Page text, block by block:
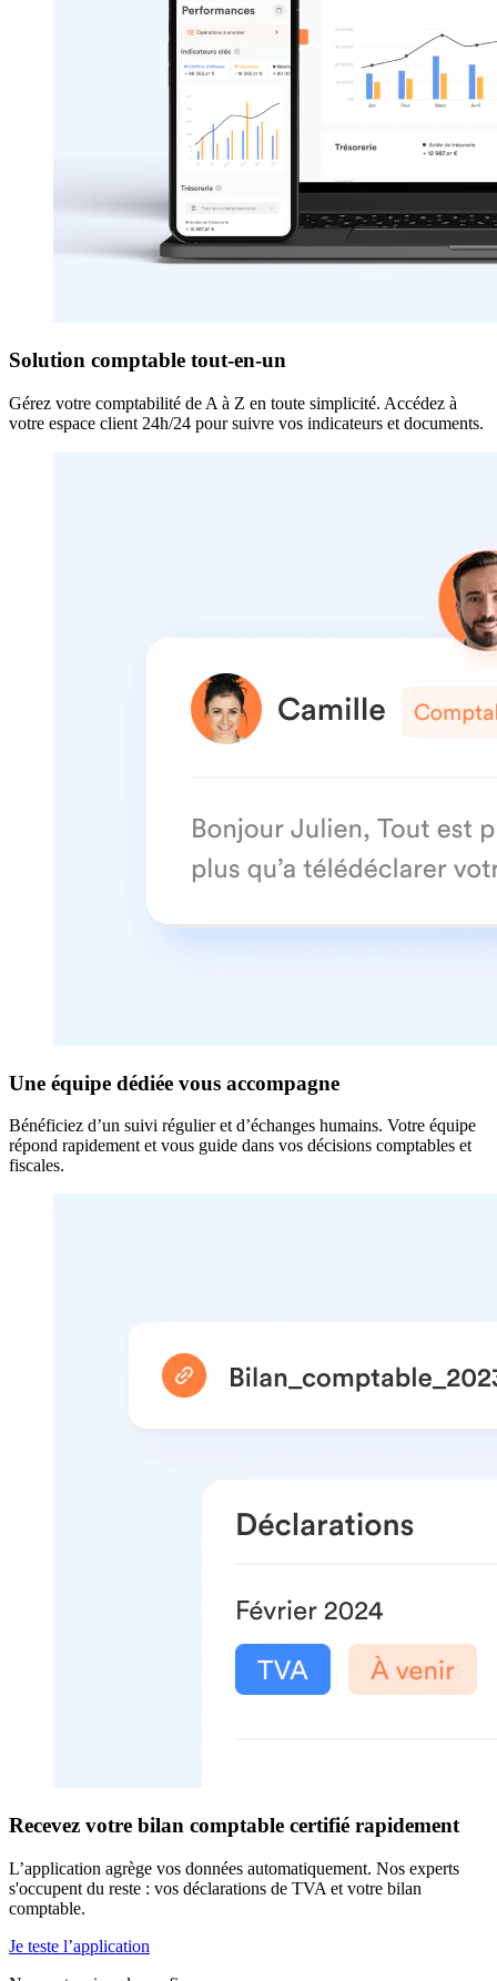
Solution comptable tout-en-un
Gérez votre comptabilité de A à Z en toute simplicité. Accédez à
votre espace client 24h/24 pour suivre vos indicateurs et documents.
Une équipe dédiée vous accompagne
Bénéficiez d’un suivi régulier et d’échanges humains. Votre équipe
répond rapidement et vous guide dans vos décisions comptables et
fiscales.
Recevez votre bilan comptable certifié rapidement
L’application agrège vos données automatiquement. Nos experts
s'occupent du reste : vos déclarations de TVA et votre bilan
comptable.
Je teste l’application